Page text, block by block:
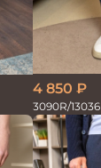
4 850 ₽
3090R/
т.синий